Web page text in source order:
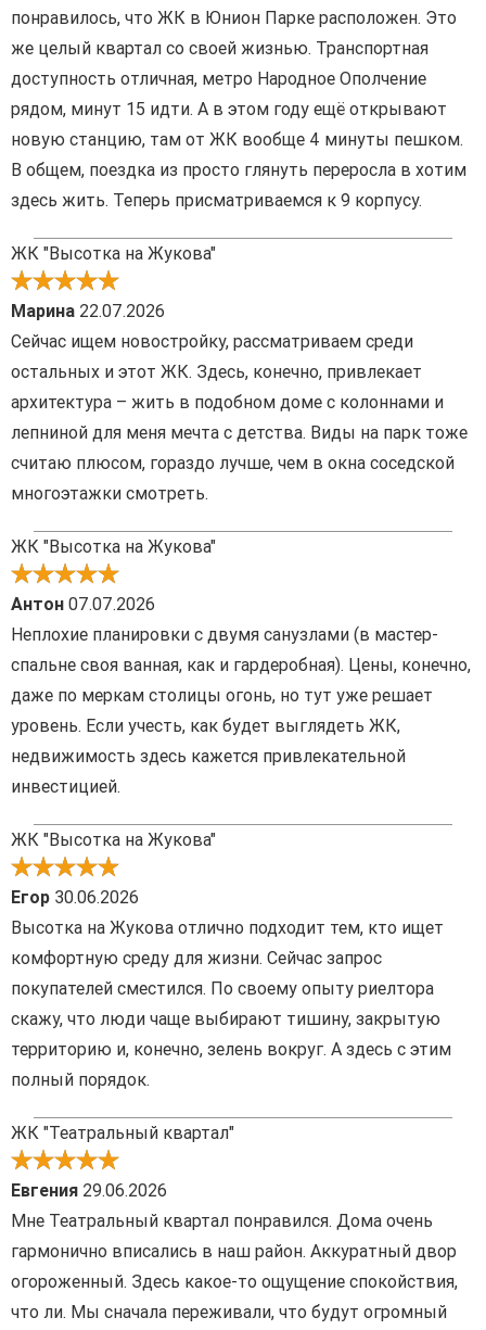
понравилось, что ЖК в Юнион Парке расположен. Это
же целый квартал со своей жизнью. Транспортная
доступность отличная, метро Народное Ополчение
рядом, минут 15 идти. А в этом году ещё открывают
новую станцию, там от ЖК вообще 4 минуты пешком.
В общем, поездка из просто глянуть переросла в хотим
здесь жить. Теперь присматриваемся к 9 корпусу.
ЖК "Высотка на Жукова"
Марина 22.07.2026
Сейчас ищем новостройку, рассматриваем среди
остальных и этот ЖК. Здесь, конечно, привлекает
архитектура – жить в подобном доме с колоннами и
лепниной для меня мечта с детства. Виды на парк тоже
считаю плюсом, гораздо лучше, чем в окна соседской
многоэтажки смотреть.
ЖК "Высотка на Жукова"
Антон 07.07.2026
Неплохие планировки с двумя санузлами (в мастер-
спальне своя ванная, как и гардеробная). Цены, конечно,
даже по меркам столицы огонь, но тут уже решает
уровень. Если учесть, как будет выглядеть ЖК,
недвижимость здесь кажется привлекательной
инвестицией.
ЖК "Высотка на Жукова"
Егор 30.06.2026
Высотка на Жукова отлично подходит тем, кто ищет
комфортную среду для жизни. Сейчас запрос
покупателей сместился. По своему опыту риелтора
скажу, что люди чаще выбирают тишину, закрытую
территорию и, конечно, зелень вокруг. А здесь с этим
полный порядок.
ЖК "Театральный квартал"
Евгения 29.06.2026
Мне Театральный квартал понравился. Дома очень
гармонично вписались в наш район. Аккуратный двор
огороженный. Здесь какое-то ощущение спокойствия,
что ли. Мы сначала переживали, что будут огромный